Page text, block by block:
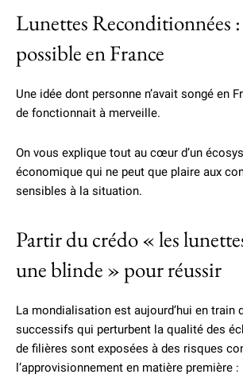
Lunettes Reconditionnées :
possible en France
Une idée dont personne n’avait songé en
de fonctionnait à merveille.
On vous explique tout au cœur d’un
économique qui ne peut que plaire aux
sensibles à la situation.
Partir du crédo « les
une blinde » pour réussir
La mondialisation est aujourd’hui en train
successifs qui perturbent la qualité des
de filières sont exposées à des risques
l’approvisionnement en matière première :